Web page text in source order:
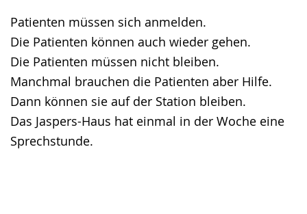
Patienten müssen sich anmelden.
Die Patienten können auch wieder gehen.
Die Patienten müssen nicht bleiben.
Manchmal brauchen die Patienten aber Hilfe.
Dann können sie auf der Station bleiben.
Das Jaspers-Haus hat einmal in der Woche eine
Sprechstunde.